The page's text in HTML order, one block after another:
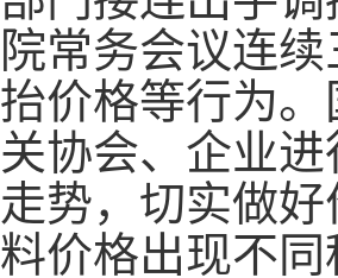
常务会议连
价格等行为
协会、企业
势，切实做
价格出现不